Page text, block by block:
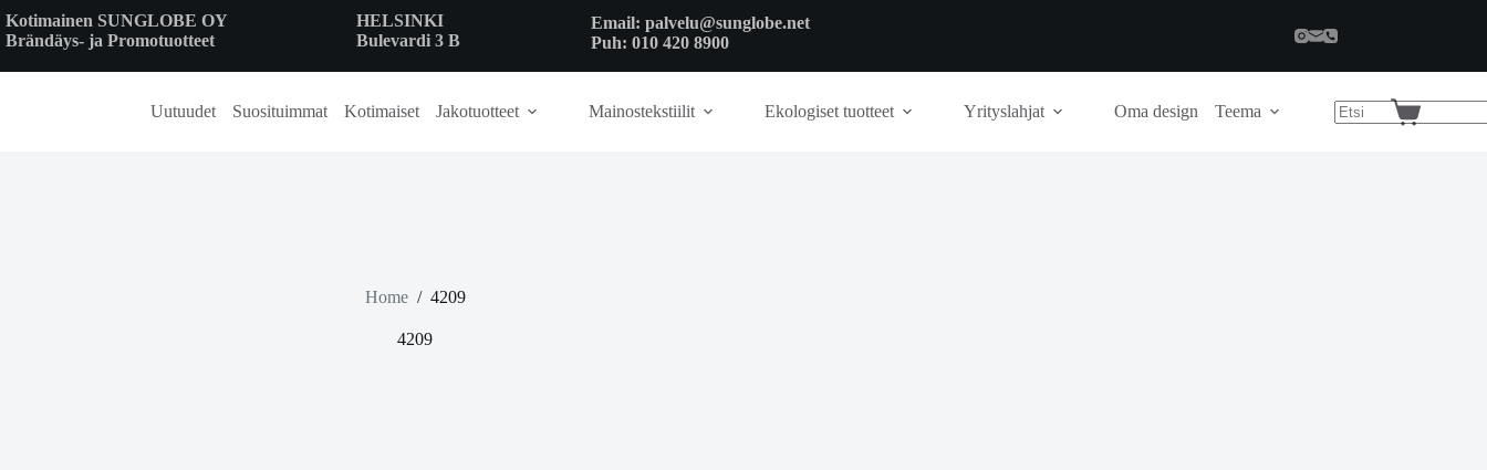
to
content
Kotimainen SUNGLOBE OY
Brändäys- ja Promotuotteet
HELSINKI
Bulevardi 3 B
Email: palvelu@sunglobe.net
Puh: 010 420 8900
Uutuudet Suosituimmat Kotimaiset Jakotuotteet Mainostekstiilit Ekologiset tuotteet Yrityslahjat Oma design Teema
Shopping
Home / 4209
4209